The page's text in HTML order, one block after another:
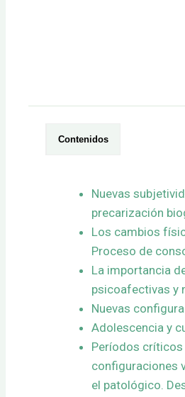
Contenidos
Nuevas
precarización
Los cambios
Proceso de
La importancia
psicoafectivas y
Nuevas
Adolescencia y
Períodos críticos
configuraciones
el patológico.